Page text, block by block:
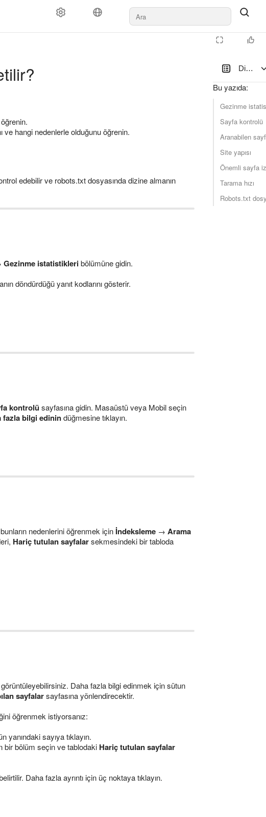
Bu yazıda:
Gezinme
Sayfa kontrolü
Aranabilen
Site yapısı
Önemli sayfa
Tarama hızı
Robots.txt
ve hangi nedenlerle olduğunu öğrenin.
edebilir ve robots.txt dosyasında dizine almanın
Gezinme istatistikleribölümüne gidin.
döndürdüğü yanıt kodlarını gösterir.
kontrolü sayfasına gidin. Masaüstü veya Mobil seçin
fazla bilgi edinindüğmesine tıklayın.
nedenlerini öğrenmek için İndeksleme → Arama
Hariç tutulan sayfalarsekmesindeki bir tabloda
Daha fazla bilgi edinmek için sütun
sayfalarsayfasına yönlendirecektir.
öğrenmek istiyorsanız:
yanındaki sayıya tıklayın.
bir bölüm seçin ve tablodaki Hariç tutulan sayfalar
Daha fazla ayrıntı için üç noktaya tıklayın.